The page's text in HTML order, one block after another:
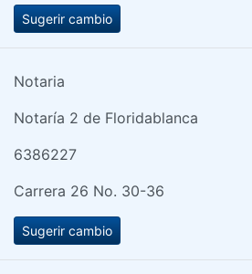
Sugerir cambio
Notaria
Notaría 2 de Floridablanca
6386227
Carrera 26 No. 30-36
Sugerir cambio